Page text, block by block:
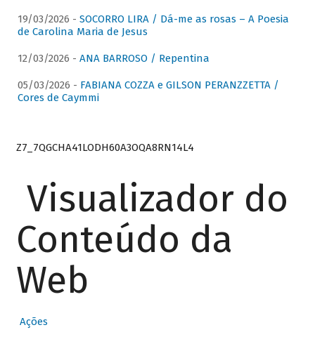
19/03/2026 - SOCORRO LIRA / Dá-me as rosas – A Poesia
de Carolina Maria de Jesus
12/03/2026 - ANA BARROSO / Repentina
05/03/2026 - FABIANA COZZA e GILSON PERANZZETTA /
Cores de Caymmi
Z7_7QGCHA41LODH60A3OQA8RN14L4
Visualizador do
Conteúdo da
Web
Ações